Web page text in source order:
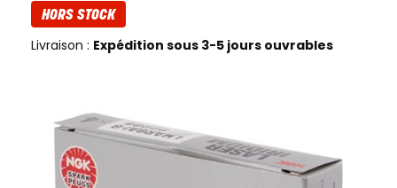
HORS STOCK
Livraison : Expédition sous 3-5 jours ouvrables